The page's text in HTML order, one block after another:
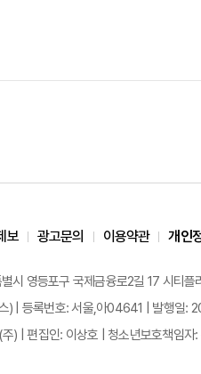
보 광고문의 이용약관 개인
시 영등포구 국제금융로2길 17 시
) | 등록번호: 서울,아04641 | 발행일:
) | 편집인: 이상호 | 청소년보호책임자: